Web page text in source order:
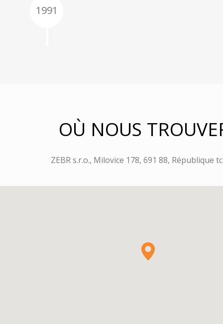
1991
OÙ NOUS
ZEBR s.r.o., Milovice 178, 691 88, République